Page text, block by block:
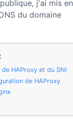
j'ai mis en
du domaine
HAProxy et du SNI
de HAProxy